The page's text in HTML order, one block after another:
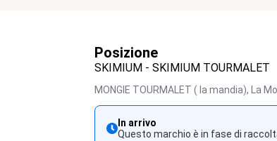
Posizione
SKIMIUM - SKIMIUM TOURMALET
MONGIE TOURMALET ( la mandia), La
In arrivo
Questo marchio è in fase di